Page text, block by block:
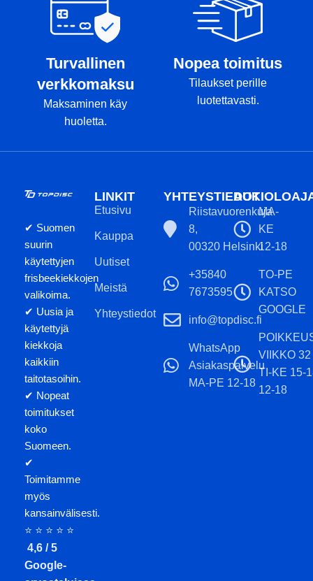
Turvallinen
verkkomaksu
Maksaminen käy
huoletta.
Nopea toimitus
Tilaukset perille
luotettavasti.
✔ Suomen
suurin
käytettyjen
frisbeekiekkojen
valikoima.
✔ Uusia ja
käytettyjä
kiekkoja
kaikkiin
taitotasoihin.
✔ Nopeat
toimitukset
koko
Suomeen.
✔
Toimitamme
myös
kansainvälisesti.
⭐ ⭐ ⭐ ⭐ ⭐
4,6 / 5
Google-
LINKIT
Etusivu
Kauppa
Uutiset
Meistä
Yhteystiedot
YHTEYSTIEDOT
Riistavuorenkuja
8,
00320 Helsinki
+35840
7673595
info@topdisc.fi
WhatsApp
Asiakaspalvelu
MA-PE 12-18
MA-
KE
12-18
TO-PE
KATSO
GOOGLE
VIIKKO 32
TI-KE 15-
12-18